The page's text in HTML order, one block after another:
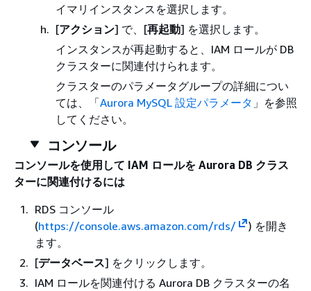
イマリインスタンスを選択します。
[アクション] で、[再起動] を選択します。
インスタンスが再起動すると、IAM ロールが DB
クラスターに関連付けられます。
クラスターのパラメータグループの詳細につい
ては、「Aurora MySQL 設定パラメータ 」を参照
してください。
コンソール
コンソールを使用して IAM ロールを Aurora DB クラス
ターに関連付けるには
RDS コンソール
(https://console.aws.amazon.com/rds/
) を開き
ます。
[データベース] をクリックします。
IAM ロールを関連付ける Aurora DB クラスターの名